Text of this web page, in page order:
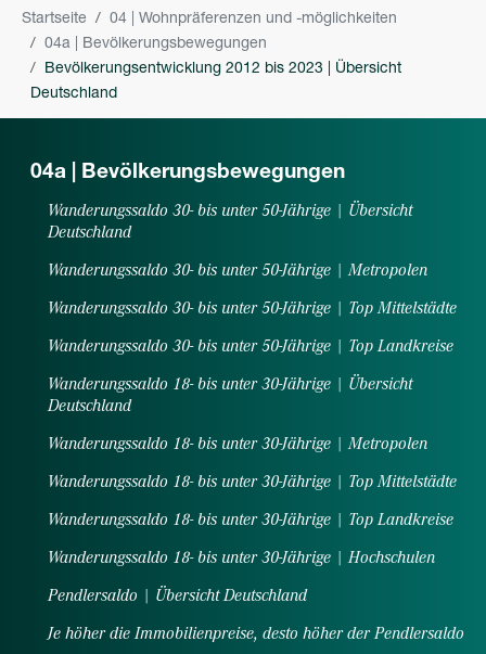
Startseite
04 | Wohnpräferenzen und -möglichkeiten
04a | Bevölkerungsbewegungen
Bevölkerungsentwicklung 2012 bis 2023 | Übersicht
Deutschland
04a | Bevölkerungsbewegungen
Wanderungssaldo 30- bis unter 50-Jährige | Übersicht
Deutschland
Wanderungssaldo 30- bis unter 50-Jährige | Metropolen
Wanderungssaldo 30- bis unter 50-Jährige | Top Mittelstädte
Wanderungssaldo 30- bis unter 50-Jährige | Top Landkreise
Wanderungssaldo 18- bis unter 30-Jährige | Übersicht
Deutschland
Wanderungssaldo 18- bis unter 30-Jährige | Metropolen
Wanderungssaldo 18- bis unter 30-Jährige | Top Mittelstädte
Wanderungssaldo 18- bis unter 30-Jährige | Top Landkreise
Wanderungssaldo 18- bis unter 30-Jährige | Hochschulen
Pendlersaldo | Übersicht Deutschland
Je höher die Immobilienpreise, desto höher der Pendlersaldo